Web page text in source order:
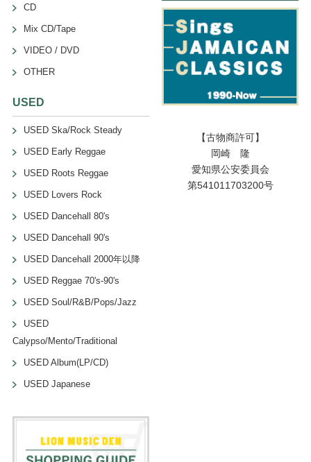
CD
Mix CD/Tape
VIDEO / DVD
OTHER
USED
USED Ska/Rock Steady
USED Early Reggae
USED Roots Reggae
USED Lovers Rock
USED Dancehall 80's
USED Dancehall 90's
USED Dancehall 2000年以降
USED Reggae 70's-90's
USED Soul/R&B/Pops/Jazz
USED
Calypso/Mento/Traditional
USED Album(LP/CD)
USED Japanese
【古物商許可】
岡崎 隆
愛知県公安委員会
第541011703200号